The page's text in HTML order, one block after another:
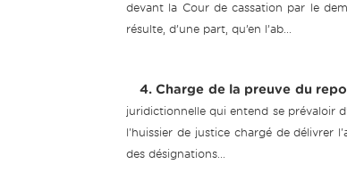
devant la Cour de cassation par le
résulte, d’une part, qu’en l’ab...
4. Charge de la preuve du
juridictionnelle qui entend se prévaloir
l'huissier de justice chargé de délivrer
des désignations...